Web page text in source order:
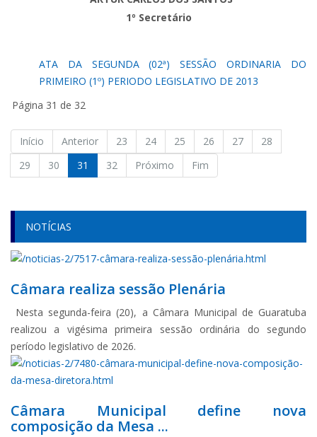
1º Secretário
ATA DA SEGUNDA (02ª) SESSÃO ORDINARIA DO
PRIMEIRO (1º) PERIODO LEGISLATIVO DE 2013
Página 31 de 32
Início Anterior 23 24 25 26 27
28
29
30 31 32 Próximo Fim
NOTÍCIAS
Câmara realiza sessão Plenária
Nesta segunda-feira (20), a Câmara Municipal de Guaratuba
realizou a vigésima primeira sessão ordinária do segundo
período legislativo de 2026.
Câmara Municipal define nova
composição da Mesa ...